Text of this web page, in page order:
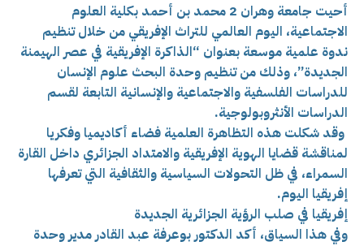
أحيت جامعة وهران 2 محمد بن أحمد بكلية العلوم
الاجتماعية، اليوم العالمي للتراث الإفريقي من خلال تنظيم
ندوة علمية موسعة بعنوان “الذاكرة الإفريقية في عصر الهيمنة
الجديدة”، وذلك من تنظيم وحدة البحث علوم الإنسان
للدراسات الفلسفية والاجتماعية والإنسانية التابعة لقسم
الدراسات الأنثروبولوجية.
وقد شكلت هذه التظاهرة العلمية فضاء أكاديميا وفكريا
لمناقشة قضايا الهوية الإفريقية والامتداد الجزائري داخل القارة
السمراء، في ظل التحولات السياسية والثقافية التي تعرفها
إفريقيا اليوم.
إفريقيا في صلب الرؤية الجزائرية الجديدة
وفي هذا السياق، أكد الدكتور بوعرفة عبد القادر مدير وحدة